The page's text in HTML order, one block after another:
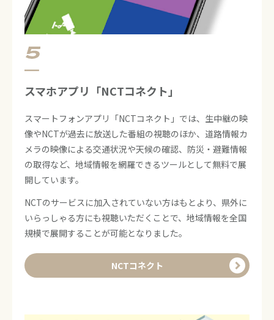
スマホアプリ「​NCTコネクト」
スマートフォンアプリ「NCTコネクト」では、生中継の映
像やNCTが過去に放送した番組の視聴のほか、道路情報カ
メラの映像による交通状況や天候の確認、防災・避難情報
の取得など、地域情報を網羅できるツールとして無料で展
開しています。
NCTのサービスに加入されていない方はもとより、県外に
いらっしゃる方にも視聴いただくことで、地域情報を全国
規模で展開することが可能となりました。
NCTコネクト